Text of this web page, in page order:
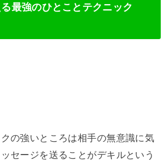
最強のひとことテクニック
の強いところは相手の無意識に気
セージを送ることがデキルという